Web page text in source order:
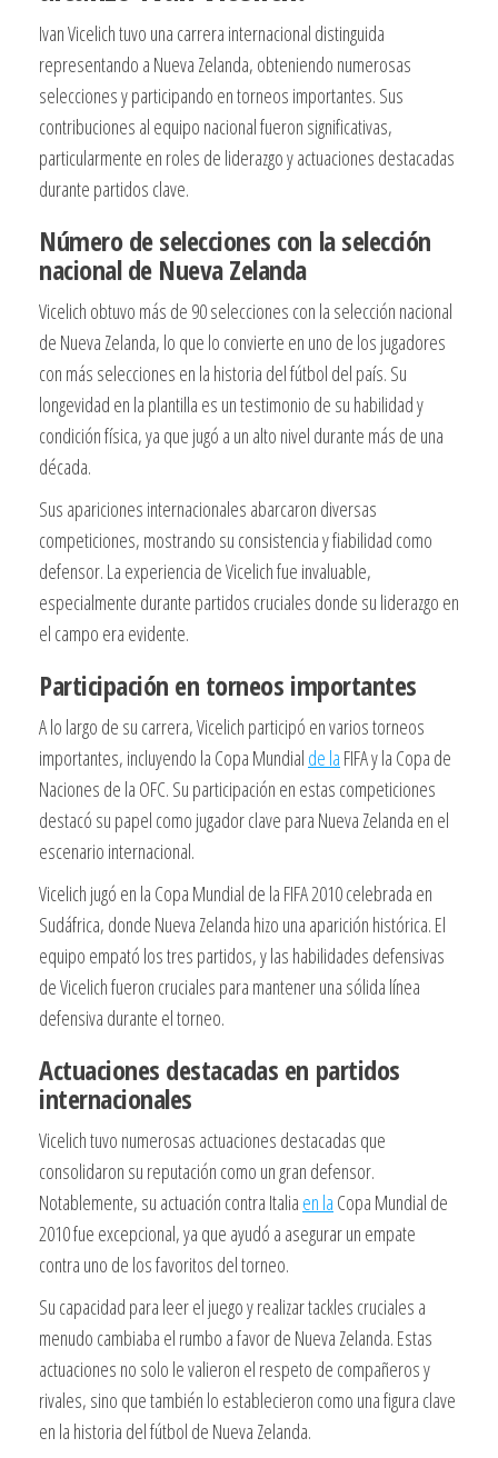
Ivan Vicelich tuvo una carrera internacional distinguida
representando a Nueva Zelanda, obteniendo numerosas
selecciones y participando en torneos importantes. Sus
contribuciones al equipo nacional fueron significativas,
particularmente en roles de liderazgo y actuaciones destacadas
durante partidos clave.
Número de selecciones con la selección
nacional de Nueva Zelanda
Vicelich obtuvo más de 90 selecciones con la selección nacional
de Nueva Zelanda, lo que lo convierte en uno de los jugadores
con más selecciones en la historia del fútbol del país. Su
longevidad en la plantilla es un testimonio de su habilidad y
condición física, ya que jugó a un alto nivel durante más de una
década.
Sus apariciones internacionales abarcaron diversas
competiciones, mostrando su consistencia y fiabilidad como
defensor. La experiencia de Vicelich fue invaluable,
especialmente durante partidos cruciales donde su liderazgo en
el campo era evidente.
Participación en torneos importantes
A lo largo de su carrera, Vicelich participó en varios torneos
importantes, incluyendo la Copa Mundial de la FIFA y la Copa de
Naciones de la OFC. Su participación en estas competiciones
destacó su papel como jugador clave para Nueva Zelanda en el
escenario internacional.
Vicelich jugó en la Copa Mundial de la FIFA 2010 celebrada en
Sudáfrica, donde Nueva Zelanda hizo una aparición histórica. El
equipo empató los tres partidos, y las habilidades defensivas
de Vicelich fueron cruciales para mantener una sólida línea
defensiva durante el torneo.
Actuaciones destacadas en partidos
internacionales
Vicelich tuvo numerosas actuaciones destacadas que
consolidaron su reputación como un gran defensor.
Notablemente, su actuación contra Italia en la Copa Mundial de
2010 fue excepcional, ya que ayudó a asegurar un empate
contra uno de los favoritos del torneo.
Su capacidad para leer el juego y realizar tackles cruciales a
menudo cambiaba el rumbo a favor de Nueva Zelanda. Estas
actuaciones no solo le valieron el respeto de compañeros y
rivales, sino que también lo establecieron como una figura clave
en la historia del fútbol de Nueva Zelanda.